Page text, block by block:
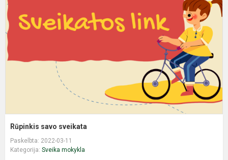
Rūpinkis savo sveikata
Paskelbta: 2022-03-11
Kategorija: Sveika mokykla